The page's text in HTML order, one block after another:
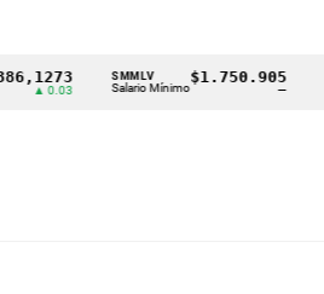
SMMLV
Salario Mínimo
$1.750.905 BRENT
Petróleo